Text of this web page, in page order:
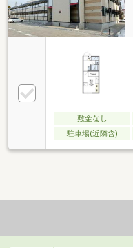
敷金なし
駐車場(近隣含)